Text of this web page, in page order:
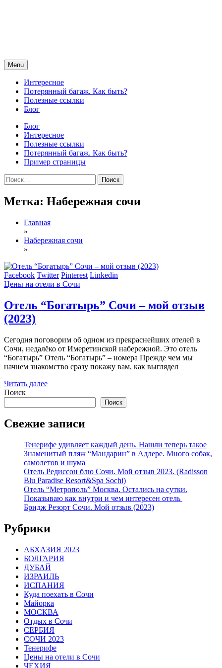
Menu
Интересное
Потерянный багаж. Как быть?
Полезные ссылки
Блог
Блог
Интересное
Полезные ссылки
Потерянный багаж. Как быть?
Пример страницы
Найти:
Метка: Набережная сочи
Главная
»
Набережная сочи
»
Facebook Twitter Pinterest Linkedin
Цены на отели в Сочи
Отель “Богатырь” Сочи – мой отзыв
(2023)
Сегодня поговорим об одном из прекраснейших отелей в
Сочи, недалёко от Имеретинской набережной. Это отель
“Богатырь” Отель “Богатырь” – номера Прежде чем мы
начнем знакомство сразу покажу вам, как выглядел
Читать далее
Поиск
Поиск
Свежие записи
Тенерифе удивляет каждый день. Нашли теперь такое
Знаменитый пляж “Мандарин” в Адлере. Много собак,
самолетов и шума
Отель Редиссон блю Сочи. Мой отзыв 2023. (Radisson
Blu Paradise Resort&Spa Sochi)
Отель “Метрополь” Москва. Остались на сутки.
Показываю как внутри и чем интересен отель
Бридж Резорт Сочи. Мой отзыв (2023)
Рубрики
АБХАЗИЯ 2023
БОЛГАРИЯ
ДУБАЙ
ИЗРАИЛЬ
ИСПАНИЯ
Куда поехать в Сочи
Майорка
МОСКВА
Отдых в Сочи
СЕРБИЯ
СОЧИ 2023
Тенерифе
Цены на отели в Сочи
ЧЕХИЯ